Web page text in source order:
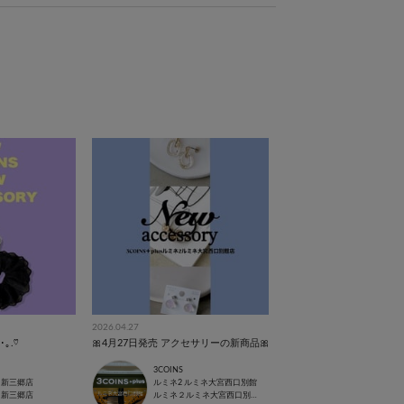
｡.♡
三郷店
三郷店
2026.04.27
🎀4月27日発売 アクセサリーの新商品🎀
3COINS
ルミネ2 ルミネ大宮西口別館